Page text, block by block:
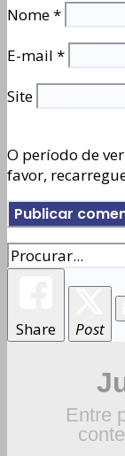
Nome*
E-mail *
Site
O período de
favor,
Share Post
Entre